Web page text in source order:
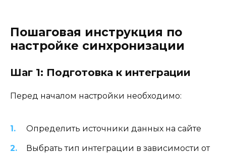
Пошаговая инструкция по
настройке синхронизации
Шаг 1: Подготовка к интеграции
Перед началом настройки необходимо:
Определить источники данных на сайте
Выбрать тип интеграции в зависимости от